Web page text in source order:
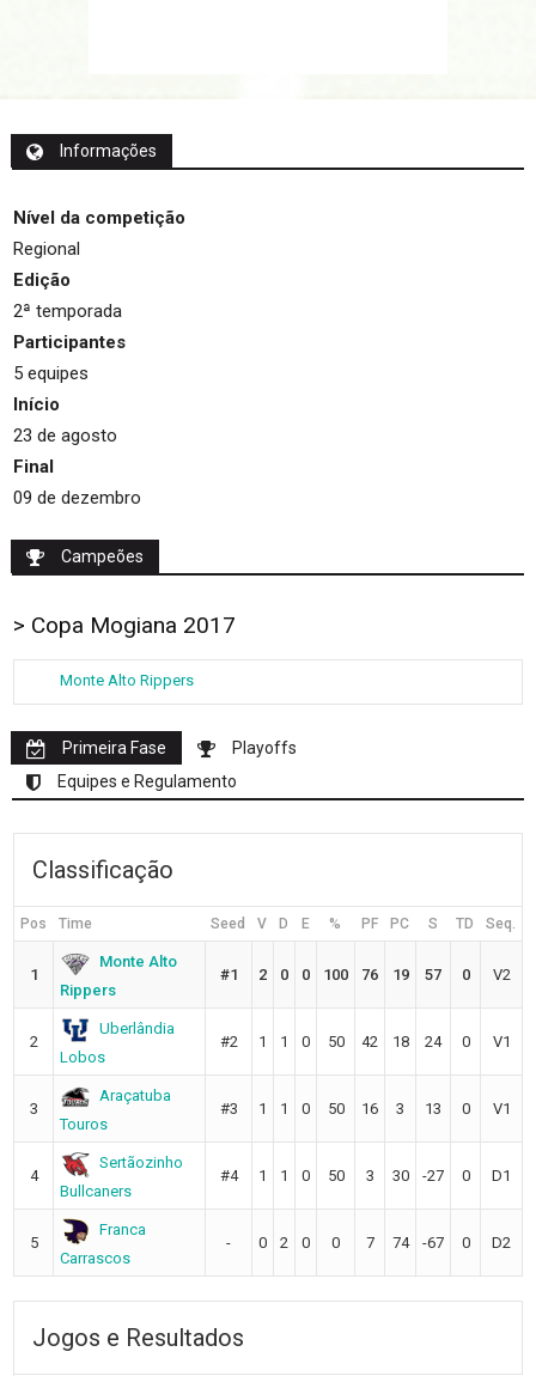
Informações
Nível da competição
Regional
Edição
2ª temporada
Participantes
5 equipes
Início
23 de agosto
Final
09 de dezembro
Campeões
> Copa Mogiana 2017
Monte Alto Rippers
Primeira Fase
Playoffs
Equipes e Regulamento
Classificação
Pos Time Seed V D E % PF PC S TD Seq.
1
Monte Alto
Rippers
#1 2 0 0 100 76 19 57 0 V2
2
Uberlândia
Lobos
#2 1 1 0 50 42 18 24 0 V1
3
Araçatuba
Touros
#3 1 1 0 50 16 3 13 0 V1
4
Sertãozinho
Bullcaners
#4 1 1 0 50 3 30 -27 0 D1
5
Franca
Carrascos
- 0 2 0 0 7 74 -67 0 D2
Jogos e Resultados